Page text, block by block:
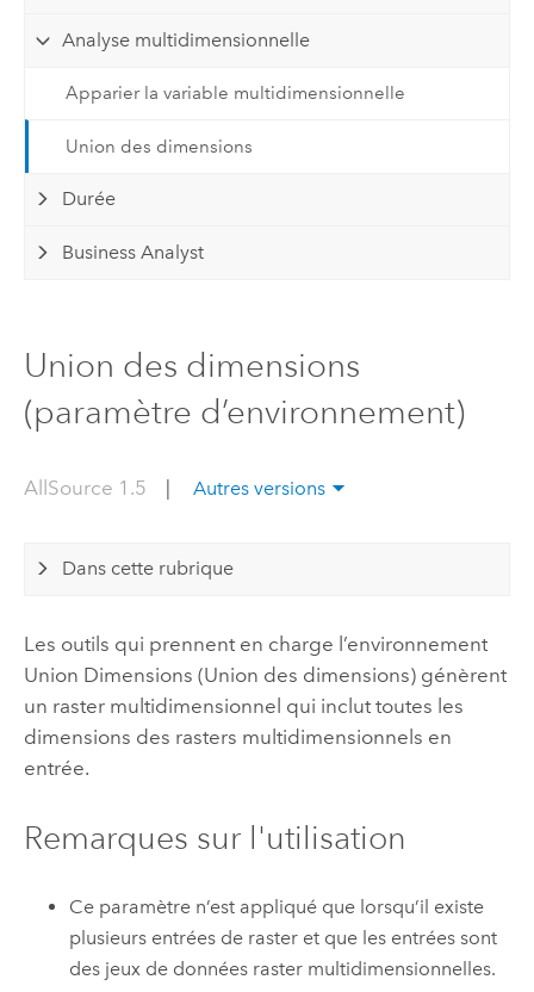
Analyse multidimensionnelle
Apparier la variable multidimensionnelle
Union des dimensions
Durée
Business Analyst
Union des dimensions
(paramètre d’environnement)
AllSource 1.5 Autres versions
Dans cette rubrique
Les outils qui prennent en charge l’environnement
Union Dimensions (Union des dimensions) génèrent
un raster multidimensionnel qui inclut toutes les
dimensions des rasters multidimensionnels en
entrée.
Remarques sur l'utilisation
Ce paramètre n’est appliqué que lorsqu’il existe
plusieurs entrées de raster et que les entrées sont
des jeux de données raster multidimensionnelles.